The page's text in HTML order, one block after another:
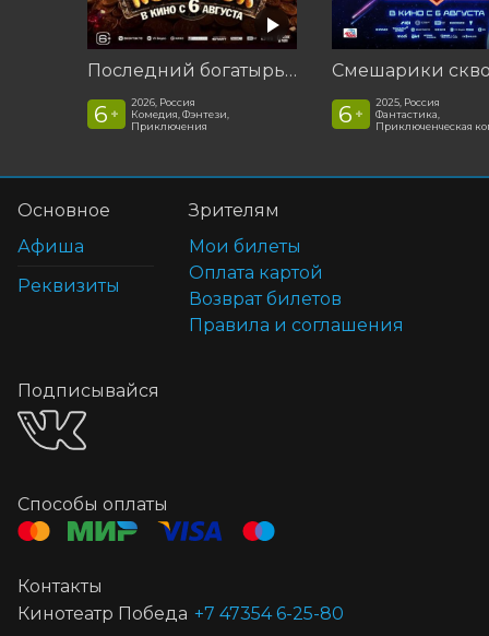
Последний богатырь. Колобок
6 +
2026, Россия
Комедия, Фэнтези,
Приключения
6 +
2025, Россия
Фантастика,
Приключенческая
Основное
Афиша
Реквизиты
Зрителям
Мои билеты
Оплата картой
Возврат билетов
Правила и соглашения
Подписывайся
Способы оплаты
Контакты
Кинотеатр Победа +7 47354 6-25-80